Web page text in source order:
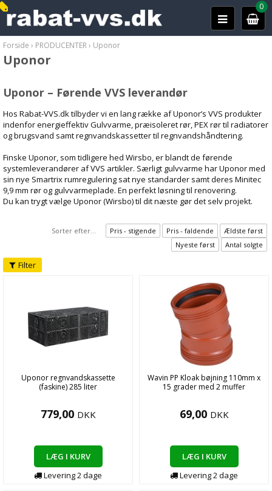
0
Forside › PRODUCENTER› Uponor
Uponor
Uponor – Førende VVS leverandør
Hos Rabat-VVS.dk tilbyder vi en lang række af Uponor’s VVS produkter
indenfor energieffektiv Gulvvarme, præisoleret rør, PEX rør til radiatorer
og brugsvand samt regnvandskassetter til regnvandshåndtering.
Finske Uponor, som tidligere hed Wirsbo, er blandt de førende
systemleverandører af VVS artikler. Særligt gulvvarme har Uponor med
sin nye Smartrix rumregulering sat nye standarder samt deres Minitec
9,9 mm rør og gulvvarmeplade. En perfekt løsning til renovering.
Du kan trygt vælge Uponor (Wirsbo) til dit næste gør det selv projekt.
Sorter efter... Pris - stigende Pris - faldende
Ældste først
Nyeste først
Antal solgte
Filter
Uponor regnvandskassette
(faskine) 285 liter
779,00 DKK
LÆG I KURV
Levering2dage
Wavin PP Kloak bøjning 110mm x
15 grader med 2 muffer
69,00 DKK
LÆG I KURV
Levering2dage